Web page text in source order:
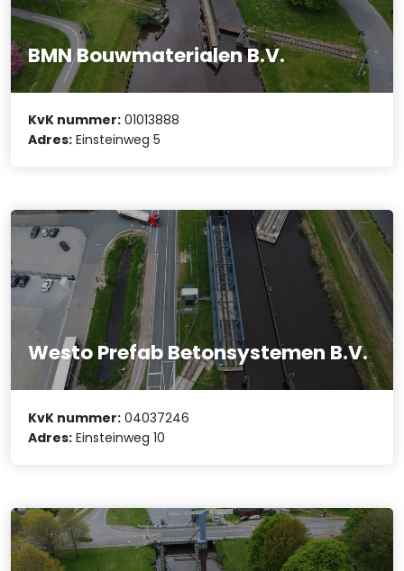
BMN Bouwmaterialen B.V.
KvK nummer: 01013888
Adres: Einsteinweg 5
Westo Prefab Betonsystemen B.V.
KvK nummer: 04037246
Adres: Einsteinweg 10